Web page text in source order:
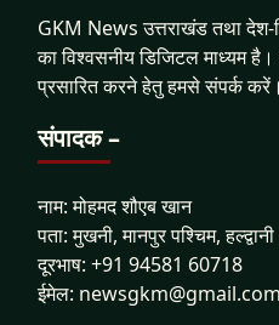
GKM News उत्तराखंड तथा देश-
का विश्वसनीय डिजिटल माध्यम
प्रसारित करने हेतु हमसे संपर्क
संपादक –
नाम: मोहमद शौएब खान
पता: मुखनी, मानपुर पश्चिम,
दूरभाष: +91 94581 60718
ईमेल: newsgkm@gmail.com